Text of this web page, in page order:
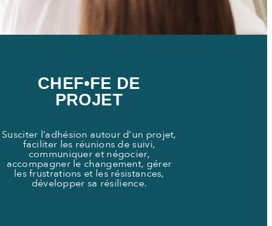
CHEF•FE DE
PROJET
Susciter l’adhésion autour d’un projet,
faciliter les réunions de suivi,
communiquer et négocier,
accompagner le changement, gérer
les frustrations et les résistances,
développer sa résilience.